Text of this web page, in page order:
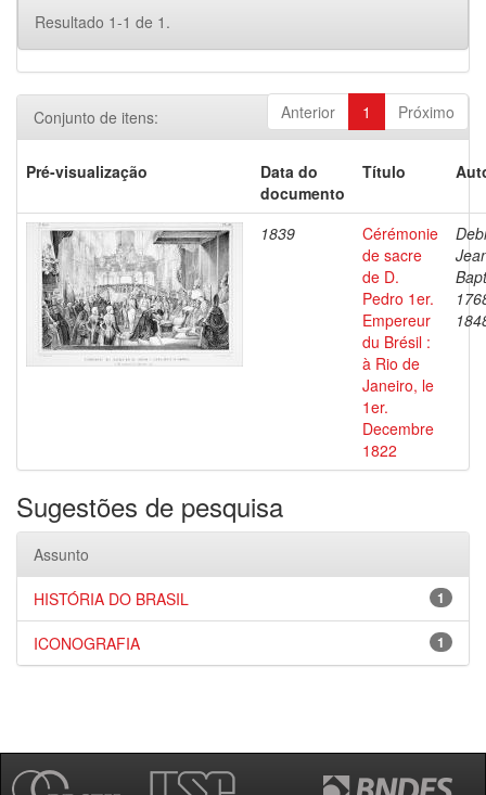
Resultado 1-1 de 1.
Anterior 1 Próximo
Conjunto de itens:
Pré-visualização
Data do
documento
Título
1839
Cérémonie
de sacre
de D.
Pedro 1er.
Empereur
du Brésil :
à Rio de
Janeiro, le
1er.
Decembre
1822
Sugestões de pesquisa
Assunto
1
HISTÓRIA DO BRASIL
1
ICONOGRAFIA